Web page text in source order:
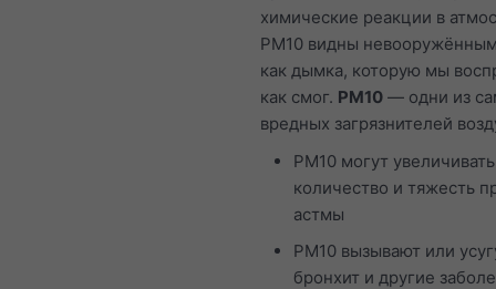
химические реакции в
PM10 видны
как дымка, которую мы
как смог. PM10 — одни из
вредных загрязнителей
PM10 могут увеличивать
количество и тяжесть
астмы
PM10 вызывают или
бронхит и другие